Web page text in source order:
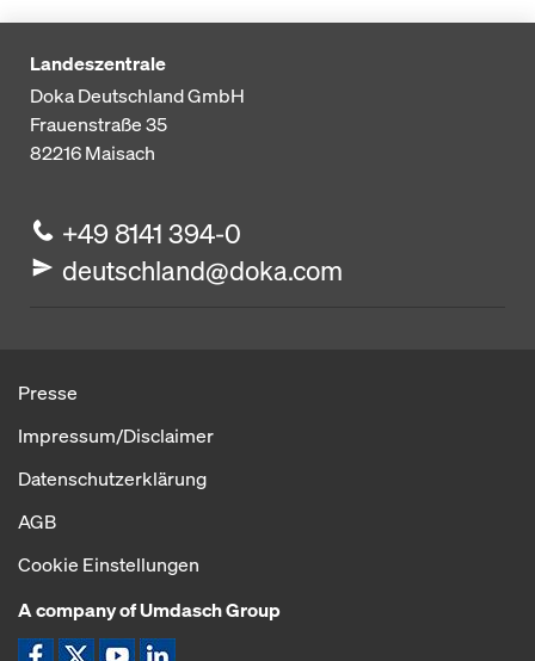
Landeszentrale
Doka Deutschland GmbH
Frauenstraße 35
82216Maisach
+49 8141 394-0
deutschland@doka.com
Presse
Impressum/Disclaimer
Datenschutzerklärung
AGB
Cookie Einstellungen
A company of Umdasch Group
Icon Facebook
Icon XIcon YouTube
Icon LinkeIn